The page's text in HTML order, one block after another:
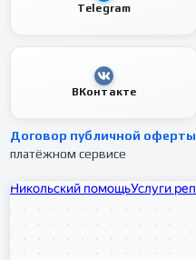
Telegram
ВКонтакте
Договор публичной оферты
платёжном сервисе